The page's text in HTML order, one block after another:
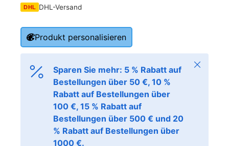
DHL DHL-Versand
Produkt personalisieren
Sparen Sie mehr: 5 % Rabatt auf
Bestellungen über 50 €, 10 %
Rabatt auf Bestellungen über
100 €, 15 % Rabatt auf
Bestellungen über 500 € und 20
% Rabatt auf Bestellungen über
1000 €.
Schließen